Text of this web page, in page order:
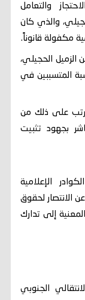
والتعامل
والذي كان
مكفولة قانوناً.
الزميل الحجيلي،
المتسببين في
يترتب على ذلك من
بجهود تثبيت
الإعلامية
عن الانتصار لحقوق
إلى تدارك
الجنوبي